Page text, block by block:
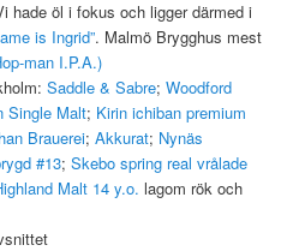
hade öl i fokus och ligger därmed i
is Ingrid”. Malmö Brygghus mest
man I.P.A.)
Saddle & Sabre;Woodford
Single Malt; Kirin ichiban premium
Brauerei;Akkurat; Nynäs
#13;Skebo spring real vrålade
Malt 14 y.o. lagom rök och